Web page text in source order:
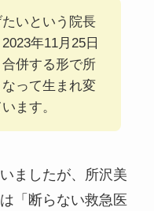
いという院長
年11月25日
併する形で所
って生まれ変
ます。
ましたが、所沢美
「断らない救急医